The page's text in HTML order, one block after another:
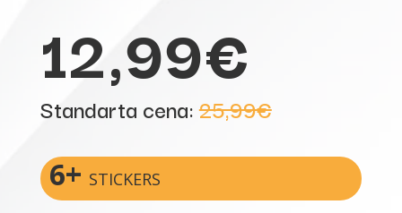
12,99€
Standarta cena:25,99€
6+ STICKERS